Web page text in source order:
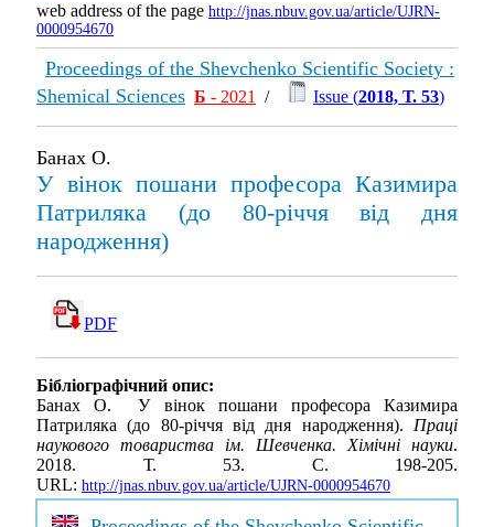
web address of the page http://jnas.nbuv.gov.ua/article/UJRN-
0000954670
Proceedings of the Shevchenko Scientific Society :
Shemical Sciences Б - 2021 / Issue (2018, Т. 53)
Банах О.
У вінок пошани професора Казимира
Патриляка (до 80-річчя від дня
народження)
PDF
Бібліографічний опис:
Банах О. У вінок пошани професора Казимира
Патриляка (до 80-річчя від дня народження). Праці
наукового товариства ім. Шевченка. Хімічні науки.
2018. Т. 53. С. 198-205.
URL: http://jnas.nbuv.gov.ua/article/UJRN-0000954670